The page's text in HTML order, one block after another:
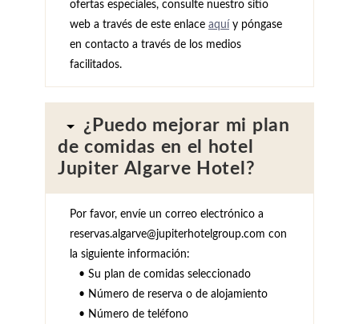
ofertas especiales, consulte nuestro sitio
web a través de este enlace aquí y póngase
en contacto a través de los medios
facilitados.
¿Puedo mejorar mi plan
de comidas en el hotel
Jupiter Algarve Hotel?
Por favor, envíe un correo electrónico a
reservas.algarve@jupiterhotelgroup.com con
la siguiente información:
• Su plan de comidas seleccionado
• Número de reserva o de alojamiento
• Número de teléfono
PROMOCIONES
HABITACIONES Y SUITES
GASTRONOMÍA
REUNIONES Y EVENTOS
FOTOS
UBICACIÓN
CONTACTO